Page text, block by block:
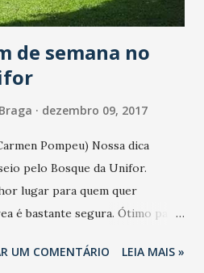
de semana no
dezembro 09, 2017
Pompeu) Nossa dica
pelo Bosque da Unifor.
lugar para quem quer
é bastante segura. Ótimo para
a esteira na grama e
UM COMENTÁRIO LEIA MAIS »